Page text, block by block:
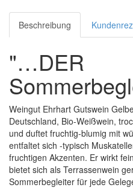
Beschreibung
"…DER
Weingut Ehrhart Gutswein
Deutschland, Bio-Weißwein,
und duftet fruchtig-blumig mit
entfaltet sich -typisch
fruchtigen Akzenten. Er wirkt
bietet sich als Terrassenwein
Sommerbegleiter für jede